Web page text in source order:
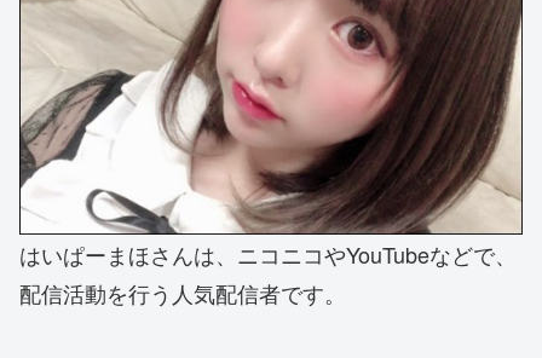
はいぱーまほさんは、ニコニコやYouTubeなどで、
配信活動を行う人気配信者です。